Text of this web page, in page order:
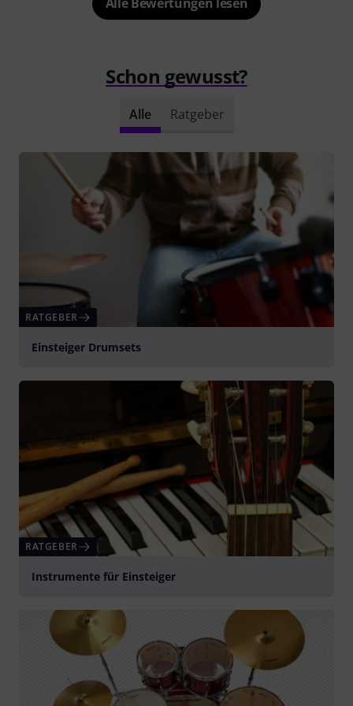
Schon gewusst?
Alle Ratgeber
RATGEBER
Einsteiger Drumsets
RATGEBER
Instrumente für Einsteiger